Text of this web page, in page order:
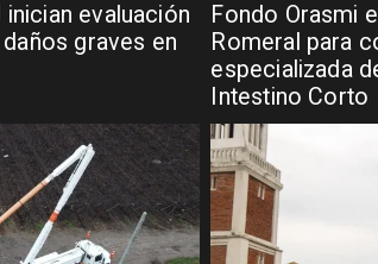
evaluación
graves en
Fondo Orasmi
Romeral para
especializada
Intestino Corto